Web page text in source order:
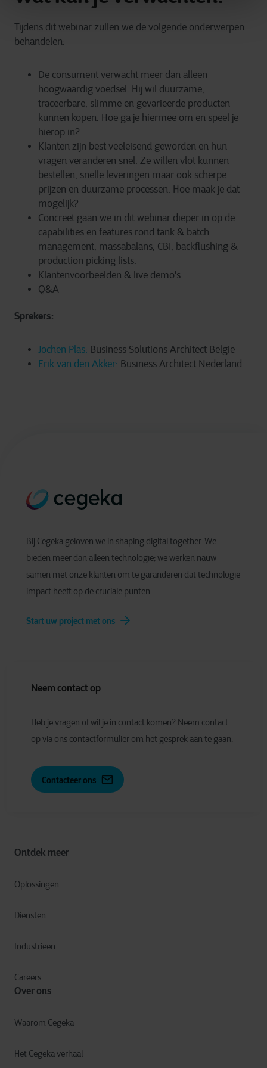
Tijdens dit webinar zullen we de volgende onderwerpen
behandelen:
De consument verwacht meer dan alleen
hoogwaardig voedsel. Hij wil duurzame,
traceerbare, slimme en gevarieerde producten
kunnen kopen. Hoe ga je hiermee om en speel je
hierop in?
Klanten zijn best veeleisend geworden en hun
vragen veranderen snel. Ze willen vlot kunnen
bestellen, snelle leveringen maar ook scherpe
prijzen en duurzame processen. Hoe maak je dat
mogelijk?
Concreet gaan we in dit webinar dieper in op de
capabilities en features rond tank & batch
management, massabalans, CBI, backflushing &
production picking lists.
Klantenvoorbeelden & live demo's
Q&A
Sprekers:
Jochen Plas: Business Solutions Architect België
Erik van den Akker: Business Architect Nederland
Bij Cegeka geloven we in shaping digital together. We
bieden meer dan alleen technologie; we werken nauw
samen met onze klanten om te garanderen dat technologie
impact heeft op de cruciale punten.
Start uw project met ons
Ontdek meer
Oplossingen
Diensten
Industrieën
Careers
Over ons
Waarom Cegeka
Het Cegeka verhaal
Neem contact op
Heb je vragen of wil je in contact komen? Neem contact
op via ons contactformulier om het gesprek aan te gaan.
Contacteer ons